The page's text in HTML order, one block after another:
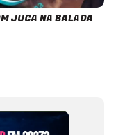
JUCA NA BALADA